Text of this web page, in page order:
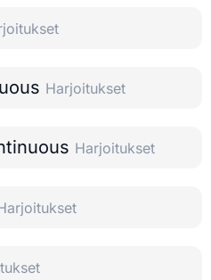
Harjoitukset
Harjoitukset